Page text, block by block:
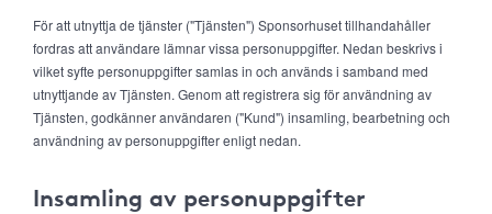
För att utnyttja de tjänster ("Tjänsten") Sponsorhuset tillhandahåller
fordras att användare lämnar vissa personuppgifter. Nedan beskrivs i
vilket syfte personuppgifter samlas in och används i samband med
utnyttjande av Tjänsten. Genom att registrera sig för användning av
Tjänsten, godkänner användaren ("Kund") insamling, bearbetning och
användning av personuppgifter enligt nedan.
Insamling av personuppgifter